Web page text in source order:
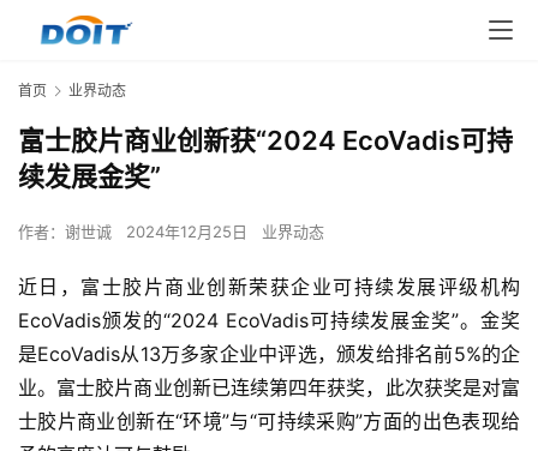
首页 业界动态
富士胶片商业创新获“2024 EcoVadis可持
续发展金奖”
作者： 谢世诚 2024年12月25日 业界动态
近日，富士胶片商业创新荣获企业可持续发展评级机构
EcoVadis颁发的“2024 EcoVadis可持续发展金奖”。金奖
是EcoVadis从13万多家企业中评选，颁发给排名前5%的企
业。富士胶片商业创新已连续第四年获奖，此次获奖是对富
士胶片商业创新在“环境”与“可持续采购”方面的出色表现给